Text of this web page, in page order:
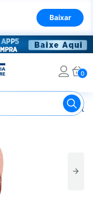
Baixar
0
Calçados e